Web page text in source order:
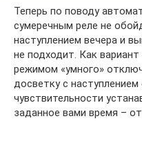
Теперь по поводу
сумеречным реле не
наступлением вечера и
не подходит. Как
режимом «умного»
досветку с наступлением
чувствительности
заданное вами время –